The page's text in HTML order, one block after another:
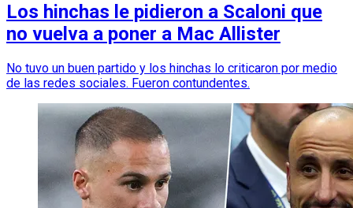
Los hinchas le pidieron a Scaloni que
no vuelva a poner a Mac Allister
No tuvo un buen partido y los hinchas lo criticaron por medio
de las redes sociales. Fueron contundentes.